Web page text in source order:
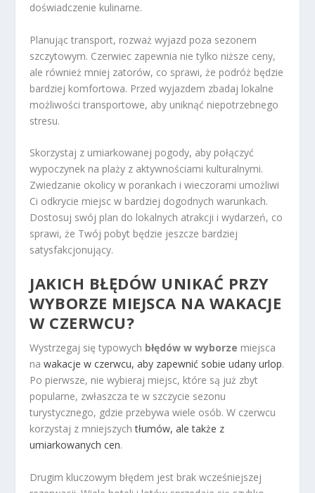
doświadczenie kulinarne.
Planując transport, rozważ wyjazd poza sezonem
szczytowym. Czerwiec zapewnia nie tylko niższe ceny,
ale również mniej zatorów, co sprawi, że podróż będzie
bardziej komfortowa. Przed wyjazdem zbadaj lokalne
możliwości transportowe, aby uniknąć niepotrzebnego
stresu.
Skorzystaj z umiarkowanej pogody, aby połączyć
wypoczynek na plaży z aktywnościami kulturalnymi.
Zwiedzanie okolicy w porankach i wieczorami umożliwi
Ci odkrycie miejsc w bardziej dogodnych warunkach.
Dostosuj swój plan do lokalnych atrakcji i wydarzeń, co
sprawi, że Twój pobyt będzie jeszcze bardziej
satysfakcjonujący.
JAKICH BŁĘDÓW UNIKAĆ PRZY
WYBORZE MIEJSCA NA WAKACJE
W CZERWCU?
Wystrzegaj się typowych błędów w wyborze miejsca
nawakacje w czerwcu, aby zapewnić sobie udany urlop.
Po pierwsze, nie wybieraj miejsc, które są już zbyt
popularne, zwłaszcza te w szczycie sezonu
turystycznego, gdzie przebywa wiele osób. W czerwcu
korzystaj z mniejszychtłumów, ale także z
umiarkowanych cen.
Drugim kluczowym błędem jest brak wcześniejszej